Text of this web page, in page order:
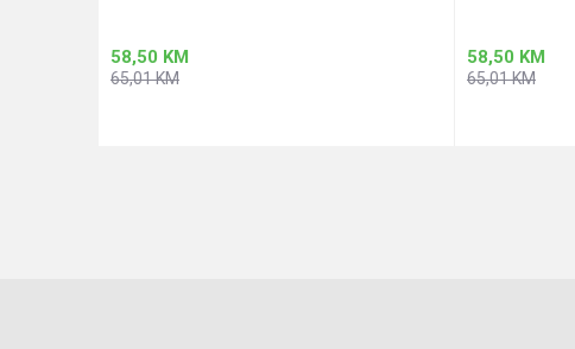
58,50 KM
65,01KM
58,50 KM
65,01KM